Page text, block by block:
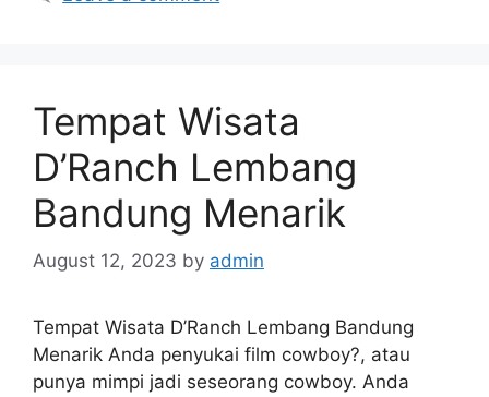
Tempat Wisata
D’Ranch Lembang
Bandung Menarik
August 12, 2023 by admin
Tempat Wisata D’Ranch Lembang Bandung
Menarik Anda penyukai film cowboy?, atau
punya mimpi jadi seseorang cowboy. Anda